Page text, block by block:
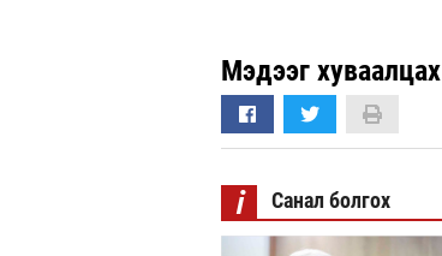
Мэдээг хуваалцах
i Санал болгох